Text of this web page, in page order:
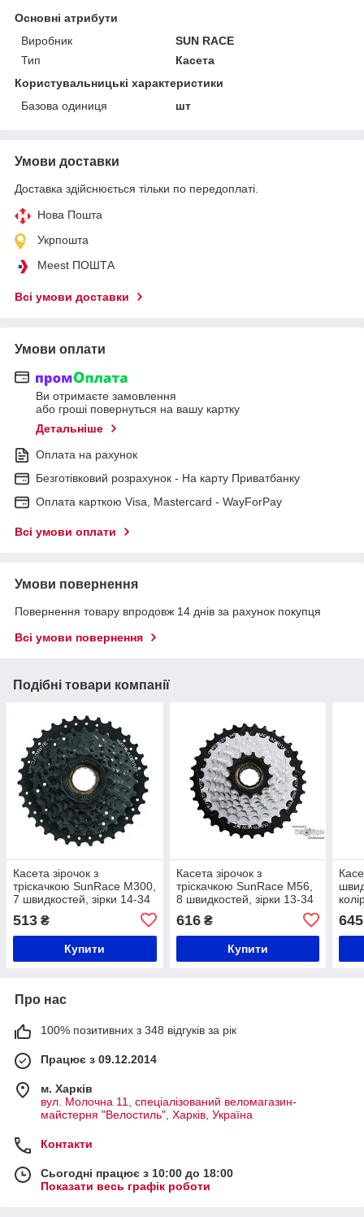
Основні атрибути
Виробник
SUN RACE
Тип
Касета
Користувальницькі характеристики
Базова одиниця
шт
Умови доставки
Доставка здійснюється тільки по передоплаті.
Нова Пошта
Укрпошта
Meest ПОШТА
Всі умови доставки
Умови оплати
Ви отримаєте замовлення
або гроші повернуться на вашу картку
Детальніше
Оплата на рахунок
Безготівковий розрахунок - На карту Приватбанку
Оплата карткою Visa, Mastercard - WayForPay
Всі умови оплати
Умови повернення
Повернення товару впродовж 14 днів за рахунок покупця
Всі умови повернення
Подібні товари компанії
Касета зірочок з
тріскачкою SunRace M300,
7 швидкостей, зірки 14-34
513 ₴
Купити
Касета зірочок з
тріскачкою SunRace M56,
8 швидкостей, зірки 13-34
616₴
Купити
645
Про нас
100% позитивних з 348 відгуків за рік
Працює з 09.12.2014
м. Харків
вул. Молочна 11, спеціалізований веломагазин-
майстерня "Велостиль", Харків, Україна
Контакти
Сьогодні працює з 10:00 до 18:00
Показати весь графік роботи